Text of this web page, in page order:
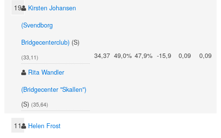
19
Kirsten Johansen
(Svendborg
Bridgecenterclub) (S)
(33,11)
Rita Wandler
(Bridgecenter "Skallen")
(S) (35,64)
34,37 49,0% 47,9% -15,9 0,09 0,09
11
Helen Frost